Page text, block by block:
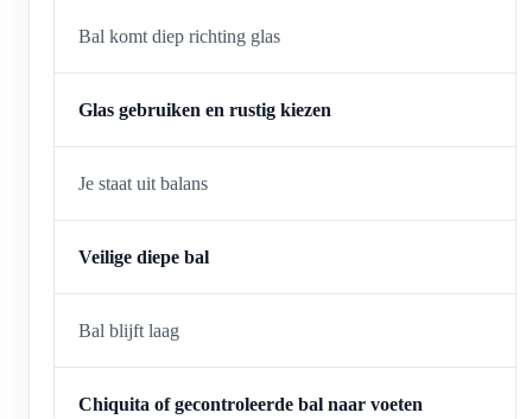
Bal komt diep richting glas
Glas gebruiken en rustig kiezen
Je staat uit balans
Veilige diepe bal
Bal blijft laag
Chiquita of gecontroleerde bal naar voeten